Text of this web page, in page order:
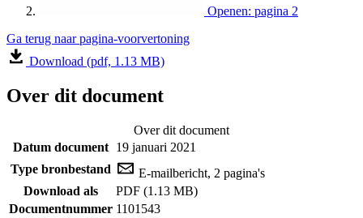
Openen: pagina 2
Ga terug naar pagina-voorvertoning
Download (pdf, 1.13 MB)
Over dit document
Over dit document
Datum document 19 januari 2021
Type bronbestand
E-mailbericht, 2 pagina's
Download als
PDF (1.13 MB)
Documentnummer 1101543